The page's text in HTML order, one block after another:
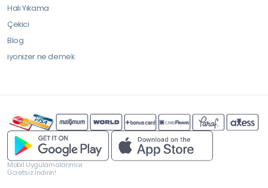
Halı Yıkama
Çekici
Blog
iyonizer ne demek
Mobil Uygulamalarımızı
Ücretsiz İndirin!